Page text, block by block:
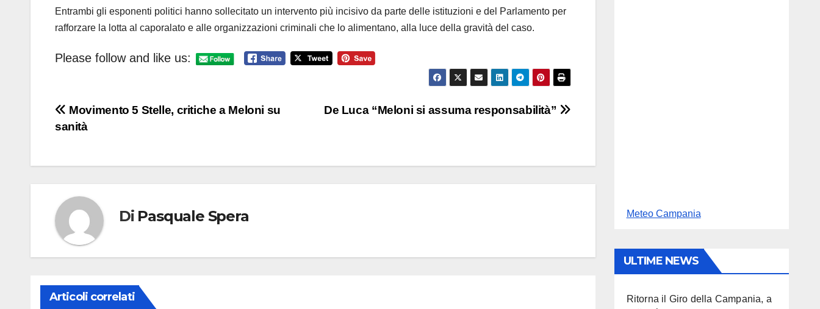
Entrambi gli esponenti politici hanno sollecitato un intervento più incisivo da parte delle istituzioni e del Parlamento per
rafforzare la lotta al caporalato e alle organizzazioni criminali che lo alimentano, alla luce della gravità del caso.
Please follow and like us:
Navigazione
De Luca “Meloni si assuma responsabilità”
Movimento 5 Stelle, critiche a Meloni su
sanità
Di Pasquale Spera
Articoli correlati
Meteo Campania
ULTIME NEWS
Ritorna il Giro della Campania, a